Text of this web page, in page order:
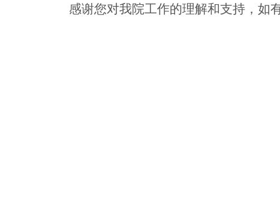
感谢您对我院工作的理解和支持，如